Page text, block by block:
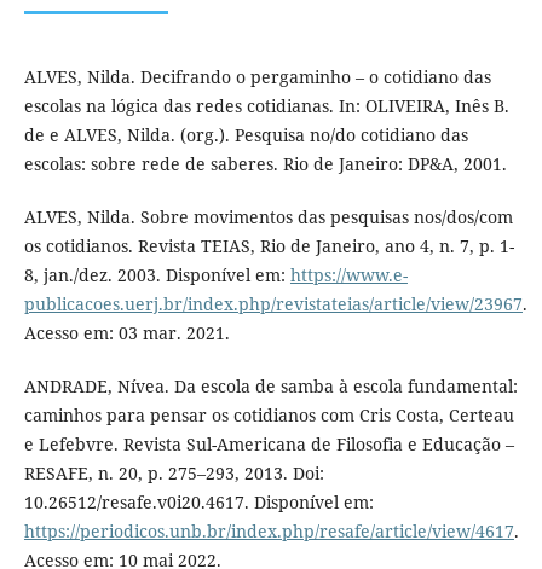
ALVES, Nilda. Decifrando o pergaminho – o cotidiano das
escolas na lógica das redes cotidianas. In: OLIVEIRA, Inês B.
de e ALVES, Nilda. (org.). Pesquisa no/do cotidiano das
escolas: sobre rede de saberes. Rio de Janeiro: DP&A, 2001.
ALVES, Nilda. Sobre movimentos das pesquisas nos/dos/com
os cotidianos. Revista TEIAS, Rio de Janeiro, ano 4, n. 7, p. 1-
8, jan./dez. 2003. Disponível em: https://www.e-
publicacoes.uerj.br/index.php/revistateias/article/view/23967.
Acesso em: 03 mar. 2021.
ANDRADE, Nívea. Da escola de samba à escola fundamental:
caminhos para pensar os cotidianos com Cris Costa, Certeau
e Lefebvre. Revista Sul-Americana de Filosofia e Educação –
RESAFE, n. 20, p. 275–293, 2013. Doi:
10.26512/resafe.v0i20.4617. Disponível em:
https://periodicos.unb.br/index.php/resafe/article/view/4617.
Acesso em: 10 mai 2022.